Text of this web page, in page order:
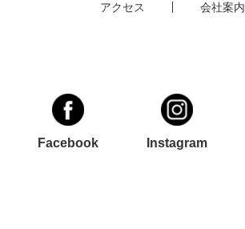
アクセス
会社案内
Facebook Instagram